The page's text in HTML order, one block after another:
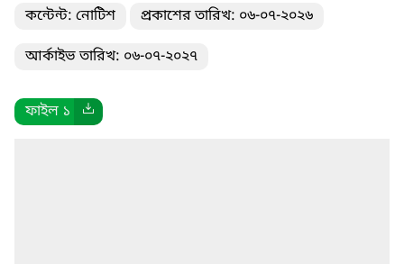
কন্টেন্ট: নোটিশ প্রকাশের তারিখ: ০৬-০৭-২০২৬
আর্কাইভ তারিখ: ০৬-০৭-২০২৭
ফাইল ১